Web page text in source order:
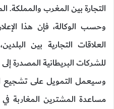
التجارة بين المغرب والمملكة.
وحسب الوكالة، فإن هذا
العلاقات التجارية بين
للشركات البريطانية المصدرة
وسيعمل التمويل على تشجيع
مساعدة المشترين المغاربة